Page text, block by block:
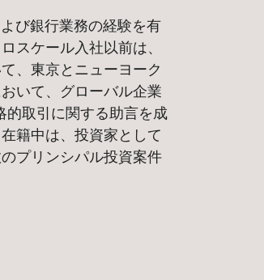
び銀行業務の経験を有
スケール入社以前は、
、東京とニューヨーク
いて、グローバル企業
取引に関する助言を成
籍中は、投資家として
プリンシパル投資案件